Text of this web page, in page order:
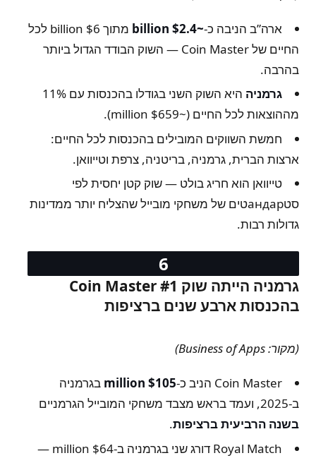
ארה”ב הניבה כ-~$2.4 billion
מתוך $6 billion לכל
החיים של Coin Master — השוק הבודד הגדול ביותר
בהרבה.
גרמניה
היא השוק השני בגודלו בהכנסות עם 11%
מההוצאות לכל החיים (~$659 million).
חמשת השווקים המובילים בהכנסות לכל החיים:
ארצות הברית, גרמניה, בריטניה, צרפת וטייוואן.
טייוואן הוא חריג בולט — שוק קטן יחסית לפי
סטандарטים של משחקי מובייל שהצליח יותר ממדינות
גדולות רבות.
גרמניה הייתה שוק Coin Master #1
בהכנסות ארבע שנים ברציפות
(מקור: Business of Apps)
Coin Master הניב כ- $105 million
בגרמניה
ב-2025, ועמד בראש מצבד משחקי המובייל הגרמניים
בשנה הרביעית ברציפות.
Royal Match דורג שני בגרמניה ב-$64 million —